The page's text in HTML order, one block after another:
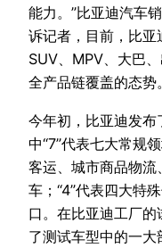
能力。”比亚迪汽车
诉记者，目前，比亚
SUV、MPV、大巴
全产品链覆盖的态势。
今年初，比亚迪发布
中“7”代表七大常规
客运、城市商品物
车；“4”代表四大特
口。在比亚迪工厂
了测试车型中的一大